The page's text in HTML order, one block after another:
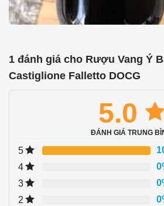
1 đánh giá cho Rượu Vang Ý
Castiglione Falletto DOCG
5.0
ĐÁNH GIÁ TRUNG
5
4
3
2